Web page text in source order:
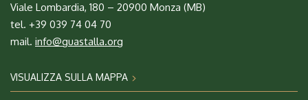
Viale Lombardia, 180 – 20900 Monza (MB)
tel. +39 039 74 04 70
mail. info@guastalla.org
VISUALIZZA SULLA MAPPA